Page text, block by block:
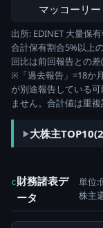
マッコーリ
出所: EDINET 大量保
合計保有割合5%以上
回比は前回報告との差
※「過去報告」=18か
が別途報告している
ません。合計値は重
大株主
c財務諸表デ
ータ
単位:
株主